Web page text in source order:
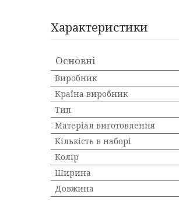
Характеристики
Основні
Виробник
Країна виробник
Тип
Матеріал виготовлення
Кількість в наборі
Колір
Ширина
Довжина